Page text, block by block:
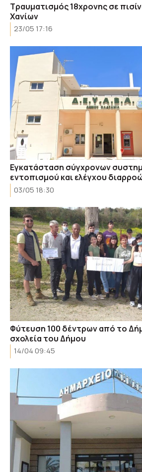
Τραυματισμός 18χρονης σε
Χανίων
23/05 17:16
Εγκατάσταση σύγχρονων
εντοπισμού και ελέγχου
03/05 18:30
Φύτευση 100 δέντρων από το
σχολεία του Δήμου
14/04 09:45